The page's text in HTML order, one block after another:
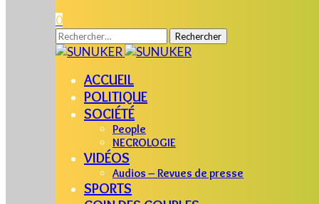
0
Rechercher :
ACCUEIL
POLITIQUE
SOCIÉTÉ
People
NECROLOGIE
VIDÉOS
Audios – Revues de presse
SPORTS